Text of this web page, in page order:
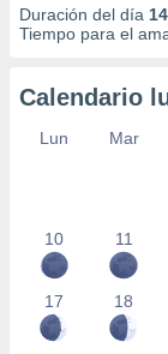
Duración del día
Tiempo para el
Calendario
Lun Mar
10 11
17 18